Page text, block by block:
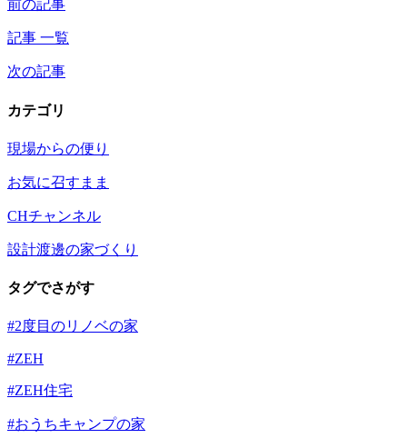
前の記事
記事 一覧
次の記事
カテゴリ
現場からの便り
お気に召すまま
CHチャンネル
設計渡邊の家づくり
タグでさがす
#2度目のリノベの家
#ZEH
#ZEH住宅
#おうちキャンプの家